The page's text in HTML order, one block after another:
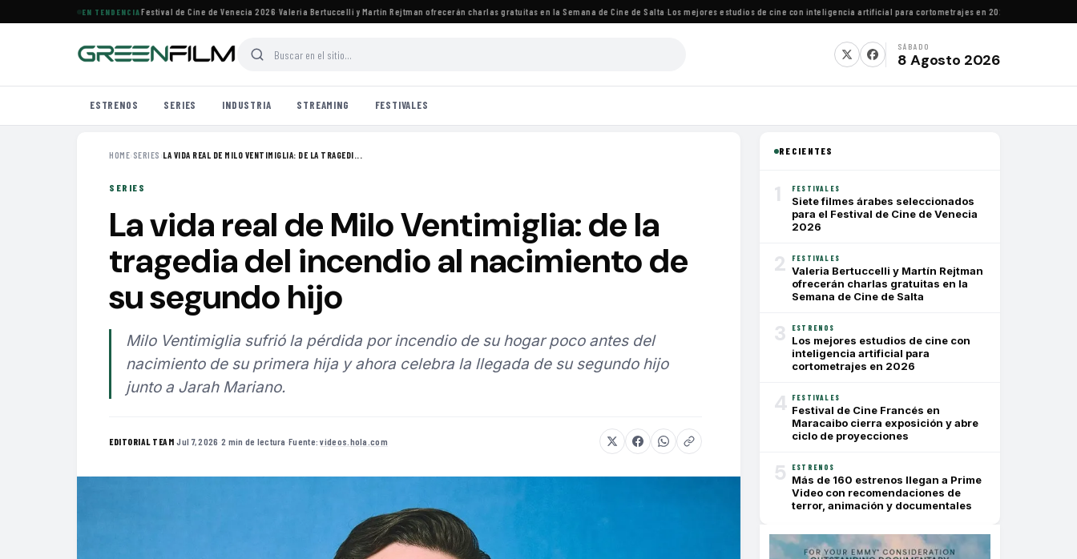
EN TENDENCIA
seleccionados para el Festival de Cine de Venecia 2026·Valeria Bertuccelli y Martín Rejtman ofrecerán charlas gratuitas en la Semana de Cine de Salta·Los mejores estudios de cine con inteligencia artificial para cortometrajes en 2026·Festival de Cine
SÁBADO
8 Agosto 2026
ESTRENOS SERIES INDUSTRIA STREAMING FESTIVALES
HOME› SERIES ›LA VIDA REAL DE MILO VENTIMIGLIA: DE LA TRAGEDI...
SERIES
La vida real de Milo Ventimiglia: de la
tragedia del incendio al nacimiento de
su segundo hijo
Milo Ventimiglia sufrió la pérdida por incendio de su hogar poco antes del
nacimiento de su primera hija y ahora celebra la llegada de su segundo hijo
junto a Jarah Mariano.
EDITORIAL TEAM·Jul 7, 2026 ·2 min de lectura ·Fuente:videos.hola.com
RECIENTES
1 FESTIVALES
Siete filmes árabes seleccionados
para el Festival de Cine de Venecia
2026
2 FESTIVALES
Valeria Bertuccelli y Martín Rejtman
ofrecerán charlas gratuitas en la
Semana de Cine de Salta
3 ESTRENOS
Los mejores estudios de cine con
inteligencia artificial para
cortometrajes en 2026
4 FESTIVALES
Festival de Cine Francés en
Maracaibo cierra exposición y abre
ciclo de proyecciones
5 ESTRENOS
Más de 160 estrenos llegan a Prime
Video con recomendaciones de
terror, animación y documentales